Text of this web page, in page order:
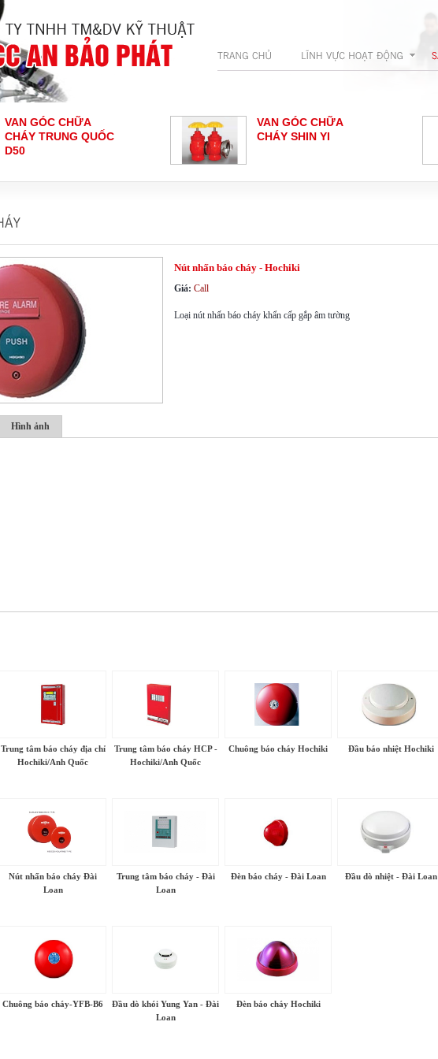
VAN GÓC CHỮA
CHÁY SHIN YI
TRỤ CHỮA CHÁY 3
Nút nhấn báo cháy - Hochiki
Giá: Call
Loại nút nhấn báo cháy khẩn cấp gắp âm tường
Hình ảnh
Trung tâm báo cháy địa chỉ
Hochiki/Anh Quốc
Trung tâm báo cháy HCP -
Hochiki/Anh Quốc
Chuông báo cháy Hochiki Đầu báo nhiệt Hochiki
Nút nhấn báo cháy Đài
Loan
Trung tâm báo cháy - Đài
Loan
Đèn báo cháy - Đài Loan Đầu dò nhiệt - Đài Loan
Chuông báo cháy-YFB-B6
Đầu dò khói Yung Yan - Đài
Loan
Đèn báo cháy Hochiki